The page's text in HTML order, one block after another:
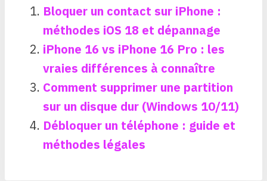
Bloquer un contact sur iPhone :
méthodes iOS 18 et dépannage
iPhone 16 vs iPhone 16 Pro : les
vraies différences à connaître
Comment supprimer une partition
sur un disque dur (Windows 10/11)
Débloquer un téléphone : guide et
méthodes légales